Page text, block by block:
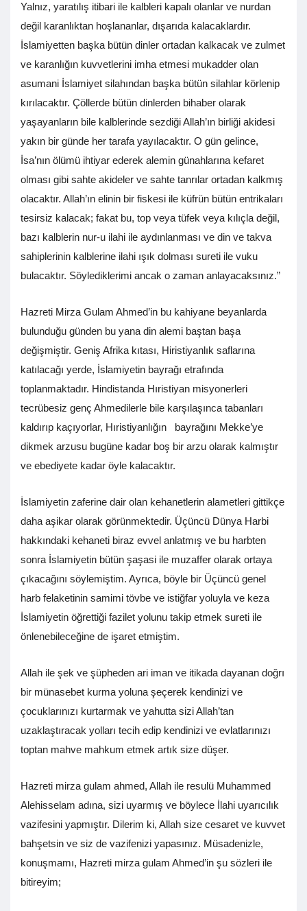
Yalnız, yaratılış itibari ile kalbleri kapalı olanlar ve nurdan
değil karanlıktan hoşlananlar, dışarıda kalacaklardır.
İslamiyetten başka bütün dinler ortadan kalkacak ve zulmet
ve karanlığın kuvvetlerini imha etmesi mukadder olan
asumani İslamiyet silahından başka bütün silahlar körlenip
kırılacaktır. Çöllerde bütün dinlerden bihaber olarak
yaşayanların bile kalblerinde sezdiği Allah’ın birliği akidesi
yakın bir günde her tarafa yayılacaktır. O gün gelince,
İsa’nın ölümü ihtiyar ederek alemin günahlarına kefaret
olması gibi sahte akideler ve sahte tanrılar ortadan kalkmış
olacaktır. Allah’ın elinin bir fiskesi ile küfrün bütün entrikaları
tesirsiz kalacak; fakat bu, top veya tüfek veya kılıçla değil,
bazı kalblerin nur-u ilahi ile aydınlanması ve din ve takva
sahiplerinin kalblerine ilahi ışık dolması sureti ile vuku
bulacaktır. Söylediklerimi ancak o zaman anlayacaksınız.”
Hazreti Mirza Gulam Ahmed’in bu kahiyane beyanlarda
bulunduğu günden bu yana din alemi baştan başa
değişmiştir. Geniş Afrika kıtası, Hiristiyanlık saflarına
katılacağı yerde, İslamiyetin bayrağı etrafında
toplanmaktadır. Hindistanda Hıristiyan misyonerleri
tecrübesiz genç Ahmedilerle bile karşılaşınca tabanları
kaldırıp kaçıyorlar, Hıristiyanlığın bayrağını Mekke’ye
dikmek arzusu bugüne kadar boş bir arzu olarak kalmıştır
ve ebediyete kadar öyle kalacaktır.
İslamiyetin zaferine dair olan kehanetlerin alametleri gittikçe
daha aşikar olarak görünmektedir. Üçüncü Dünya Harbi
hakkındaki kehaneti biraz evvel anlatmış ve bu harbten
sonra İslamiyetin bütün şaşasi ile muzaffer olarak ortaya
çıkacağını söylemiştim. Ayrıca, böyle bir Üçüncü genel
harb felaketinin samimi tövbe ve istiğfar yoluyla ve keza
İslamiyetin öğrettiği fazilet yolunu takip etmek sureti ile
önlenebileceğine de işaret etmiştim.
Allah ile şek ve şüpheden ari iman ve itikada dayanan doğrı
bir münasebet kurma yoluna şeçerek kendinizi ve
çocuklarınızı kurtarmak ve yahutta sizi Allah’tan
uzaklaştıracak yolları tecih edip kendinizi ve evlatlarınızı
toptan mahve mahkum etmek artık size düşer.
Hazreti mirza gulam ahmed, Allah ile resulü Muhammed
Alehisselam adına, sizi uyarmış ve böylece İlahi uyarıcılık
vazifesini yapmıştır. Dilerim ki, Allah size cesaret ve kuvvet
bahşetsin ve siz de vazifenizi yapasınız. Müsadenizle,
konuşmamı, Hazreti mirza gulam Ahmed’in şu sözleri ile
bitireyim;